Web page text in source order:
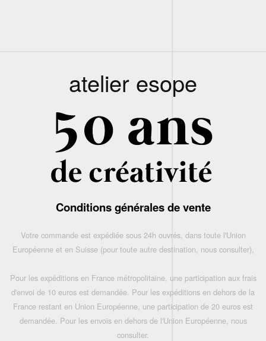
atelier esope
Conditions générales de vente
Votre commande est expédiée sous 24h ouvrés, dans toute l'Union
Européenne et en Suisse (pour toute autre destination, nous consulter),
Pour les expéditions en France métropolitaine, une participation aux frais
d'envoi de 10 euros est demandée. Pour les expéditions en dehors de la
France restant en Union Européenne, une participation de 20 euros est
demandée. Pour les envois en dehors de l'Union Européenne, nous
consulter.